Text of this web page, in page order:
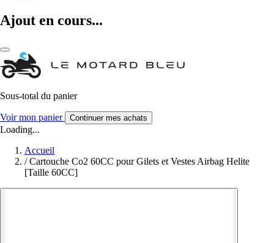
Ajout en cours...
Sous-total du panier
Voir mon panier Continuer mes achats
Loading...
Accueil
/ Cartouche Co2 60CC pour Gilets et Vestes Airbag Helite
[Taille 60CC]